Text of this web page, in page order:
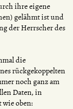
ihre eigene
gelähmt ist und
der Herrscher des
die
rückgekoppelten
noch ganz am
Daten, in
wie oben: